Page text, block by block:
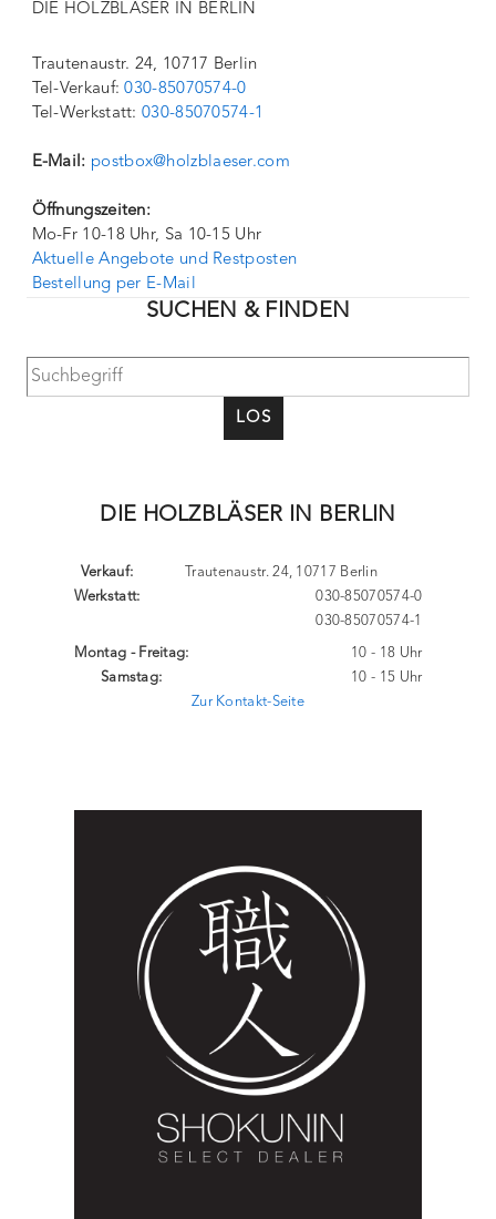
DIE HOLZBLÄSER IN BERLIN
Trautenaustr. 24, 10717 Berlin
Tel-Verkauf:030-85070574-0
Tel-Werkstatt:030-85070574-1
E-Mail: postbox@holzblaeser.com
Öffnungszeiten:
Mo-Fr 10-18 Uhr, Sa 10-15 Uhr
Aktuelle Angebote und Restposten
Bestellung per E-Mail
SUCHEN & FINDEN
LOS
DIE HOLZBLÄSER IN BERLIN
Trautenaustr. 24, 10717 Berlin
Verkauf:
Werkstatt:
030-85070574-0
030-85070574-1
Montag - Freitag:
Samstag:
10 - 18 Uhr
10 - 15 Uhr
Zur Kontakt-Seite